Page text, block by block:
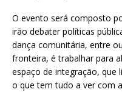
O evento será composto
irão debater políticas
dança comunitária, entre
fronteira, é trabalhar para
espaço de integração,
o que tem tudo a ver com